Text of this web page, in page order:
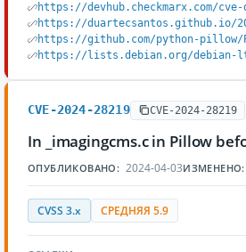
https://devhub.checkmarx.com/
https://duartecsantos.github.io/
https://github.com/python-pillow/
https://lists.debian.org/debian-lts-
CVE-2024-28219 CVE-2024-28219
In _imagingcms.c in Pillow
ОПУБЛИКОВАНО: 2024-04-03ИЗМЕНЕНО:
CVSS 3.x СРЕДНЯЯ 5.9